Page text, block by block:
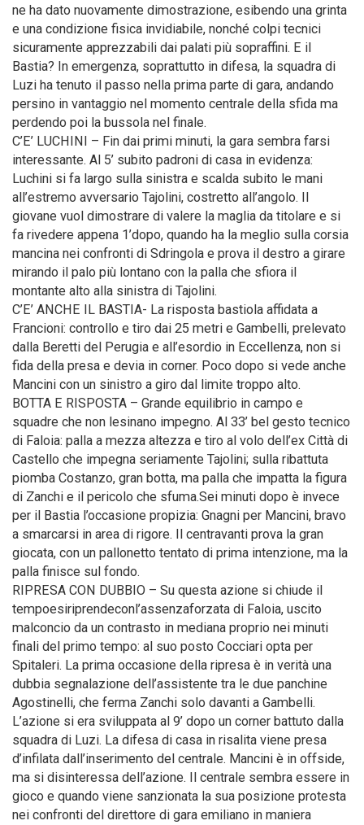
ne ha dato nuovamente dimostrazione, esibendo una grinta
e una condizione fisica invidiabile, nonché colpi tecnici
sicuramente apprezzabili dai palati più sopraffini. E il
Bastia? In emergenza, soprattutto in difesa, la squadra di
Luzi ha tenuto il passo nella prima parte di gara, andando
persino in vantaggio nel momento centrale della sfida ma
perdendo poi la bussola nel finale.
C’E’ LUCHINI – Fin dai primi minuti, la gara sembra farsi
interessante. Al 5’ subito padroni di casa in evidenza:
Luchini si fa largo sulla sinistra e scalda subito le mani
all’estremo avversario Tajolini, costretto all’angolo. Il
giovane vuol dimostrare di valere la maglia da titolare e si
fa rivedere appena 1’dopo, quando ha la meglio sulla corsia
mancina nei confronti di Sdringola e prova il destro a girare
mirando il palo più lontano con la palla che sfiora il
montante alto alla sinistra di Tajolini.
C’E’ ANCHE IL BASTIA- La risposta bastiola affidata a
Francioni: controllo e tiro dai 25 metri e Gambelli, prelevato
dalla Beretti del Perugia e all’esordio in Eccellenza, non si
fida della presa e devia in corner. Poco dopo si vede anche
Mancini con un sinistro a giro dal limite troppo alto.
BOTTA E RISPOSTA – Grande equilibrio in campo e
squadre che non lesinano impegno. Al 33’ bel gesto tecnico
di Faloia: palla a mezza altezza e tiro al volo dell’ex Città di
Castello che impegna seriamente Tajolini; sulla ribattuta
piomba Costanzo, gran botta, ma palla che impatta la figura
di Zanchi e il pericolo che sfuma.Sei minuti dopo è invece
per il Bastia l’occasione propizia: Gnagni per Mancini, bravo
a smarcarsi in area di rigore. Il centravanti prova la gran
giocata, con un pallonetto tentato di prima intenzione, ma la
palla finisce sul fondo.
RIPRESA CON DUBBIO – Su questa azione si chiude il
tempoesiriprendeconl’assenzaforzata di Faloia, uscito
malconcio da un contrasto in mediana proprio nei minuti
finali del primo tempo: al suo posto Cocciari opta per
Spitaleri. La prima occasione della ripresa è in verità una
dubbia segnalazione dell’assistente tra le due panchine
Agostinelli, che ferma Zanchi solo davanti a Gambelli.
L’azione si era sviluppata al 9’ dopo un corner battuto dalla
squadra di Luzi. La difesa di casa in risalita viene presa
d’infilata dall’inserimento del centrale. Mancini è in offside,
ma si disinteressa dell’azione. Il centrale sembra essere in
gioco e quando viene sanzionata la sua posizione protesta
nei confronti del direttore di gara emiliano in maniera